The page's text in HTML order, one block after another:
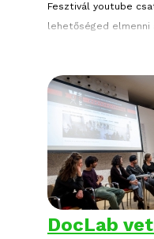
Fesztivál youtube
lehetőséged
DocLab